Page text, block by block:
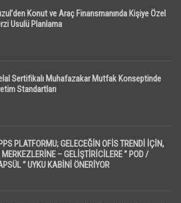
Konut ve Araç Finansmanında Kişiye Özel
Usulü Planlama
Sertifikalı Muhafazakar Mutfak Konseptinde
Standartları
PLATFORMU; GELECEĞİN OFİS TRENDİ İÇİN,
MERKEZLERİNE – GELİŞTİRİCİLERE ” POD /
” UYKU KABİNİ ÖNERİYOR